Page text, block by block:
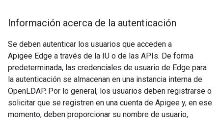
Información acerca de la autenticación
Se deben autenticar los usuarios que acceden a
Apigee Edge a través de la IU o de las APIs. De forma
predeterminada, las credenciales de usuario de Edge para
la autenticación se almacenan en una instancia interna de
OpenLDAP. Por lo general, los usuarios deben registrarse o
solicitar que se registren en una cuenta de Apigee y, en ese
momento, deben proporcionar su nombre de usuario,